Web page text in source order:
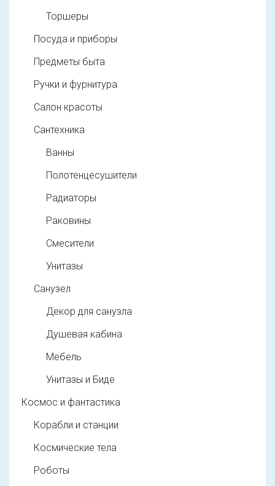
Торшеры
Посуда и приборы
Предметы быта
Ручки и фурнитура
Салон красоты
Сантехника
Ванны
Полотенцесушители
Радиаторы
Раковины
Смесители
Унитазы
Санузел
Декор для санузла
Душевая кабина
Мебель
Унитазы и Биде
Космос и фантастика
Корабли и станции
Космические тела
Роботы